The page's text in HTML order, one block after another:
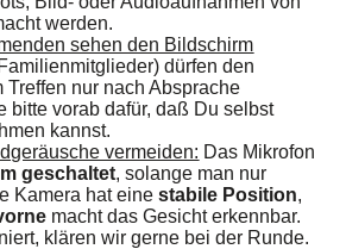
werden.
sehen den Bildschirm
dürfen den
Treffen nur nach Absprache
bitte vorab dafür, daß Du selbst
kannst.
vermeiden: Das Mikrofon
geschaltet, solange man nur
Kamera hat einestabile Position,
macht das Gesicht erkennbar.
klären wir gerne bei der Runde.